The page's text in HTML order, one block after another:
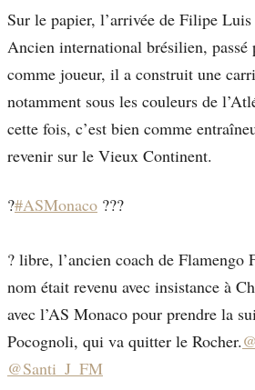
Sur le papier, l’arrivée de Filipe
Ancien international brésilien, passé
comme joueur, il a construit une
notamment sous les couleurs de
cette fois, c’est bien comme
revenir sur le Vieux Continent.
?#ASMonaco ???
? libre, l’ancien coach de
nom était revenu avec insistance à
avec l’AS Monaco pour prendre la
Pocognoli, qui va quitter le Rocher.
@Santi_J_FM